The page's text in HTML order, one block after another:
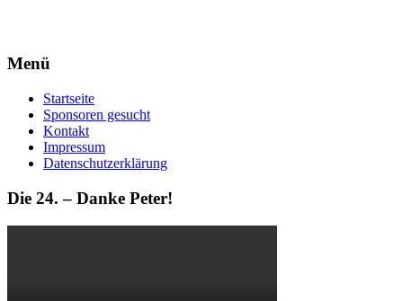
Menü
Startseite
Sponsoren gesucht
Kontakt
Impressum
Datenschutzerklärung
Die 24. – Danke Peter!